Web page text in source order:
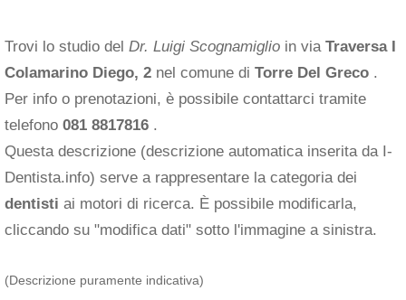
Trovi lo studio del Dr. Luigi Scognamiglio in via Traversa I
Colamarino Diego, 2 nel comune di Torre Del Greco .
Per info o prenotazioni, è possibile contattarci tramite
telefono 081 8817816 .
Questa descrizione (descrizione automatica inserita da I-
Dentista.info) serve a rappresentare la categoria dei
dentisti ai motori di ricerca. È possibile modificarla,
cliccando su "modifica dati" sotto l'immagine a sinistra.
(Descrizione puramente indicativa)